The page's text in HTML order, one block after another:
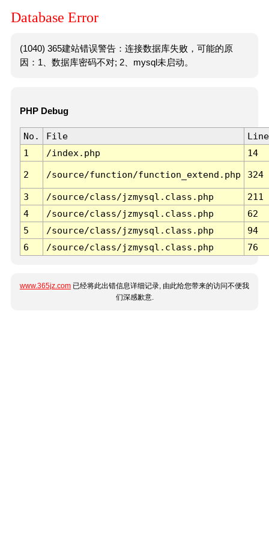
Database Error
(1040) 365建站错误警告：连接数据库失败，可能的原
因：1、数据库密码不对; 2、mysql未启动。
PHP Debug
No. File
Line
1
/index.php 14
2 /source/function/function_extend.php 324
3 /source/class/jzmysql.class.php
211
4
/source/class/jzmysql.class.php
62
5
/source/class/jzmysql.class.php
94
6
/source/class/jzmysql.class.php 76
www.365jz.com 已经将此出错信息详细记录, 由此给您带来的访问不便我
们深感歉意.